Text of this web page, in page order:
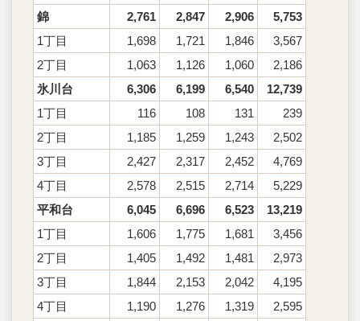
錦
2,761 2,847 2,906
5,753
1丁目
1,698 1,721 1,846
3,567
2丁目
1,063 1,126 1,060
2,186
氷川台
6,306 6,199 6,540
12,739
1丁目
116 108 131
239
2丁目
1,185 1,259 1,243
2,502
3丁目
2,427 2,317 2,452
4,769
4丁目
2,578 2,515 2,714
5,229
平和台
6,045 6,696 6,523
13,219
1丁目
1,606 1,775 1,681
3,456
2丁目
1,405 1,492 1,481
2,973
3丁目
1,844 2,153 2,042
4,195
4丁目
1,190 1,276 1,319 2,595